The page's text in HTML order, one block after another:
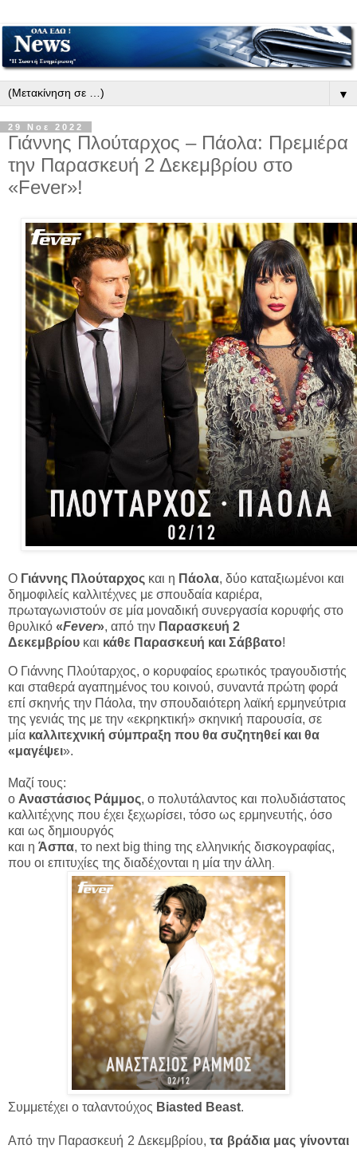
▼
29 Νοε 2022
Γιάννης Πλούταρχος – Πάολα: Πρεμιέρα
την Παρασκευή 2 Δεκεμβρίου στο
«Fever»!
Ο Γιάννης Πλούταρχος και η Πάολα, δύο καταξιωμένοι και
δημοφιλείς καλλιτέχνες με σπουδαία καριέρα,
πρωταγωνιστούν σε μία μοναδική συνεργασία κορυφής στο
θρυλικό «Fever», από την Παρασκευή 2
Δεκεμβρίου και κάθε Παρασκευή και Σάββατο!
Ο Γιάννης Πλούταρχος, ο κορυφαίος ερωτικός τραγουδιστής
και σταθερά αγαπημένος του κοινού, συναντά πρώτη φορά
επί σκηνής την Πάολα, την σπουδαιότερη λαϊκή ερμηνεύτρια
της γενιάς της με την «εκρηκτική» σκηνική παρουσία, σε
μία καλλιτεχνική σύμπραξη που θα συζητηθεί και θα
«μαγέψει».
Μαζί τους:
ο Αναστάσιος Ράμμος, ο πολυτάλαντος και πολυδιάστατος
καλλιτέχνης που έχει ξεχωρίσει, τόσο ως ερμηνευτής, όσο
και ως δημιουργός
και η Άσπα, το next big thing της ελληνικής δισκογραφίας,
που οι επιτυχίες της διαδέχονται η μία την άλλη
Συμμετέχει ο ταλαντούχος Biasted Beast.
Από την Παρασκευή 2 Δεκεμβρίου,τα βράδια μας γίνονται